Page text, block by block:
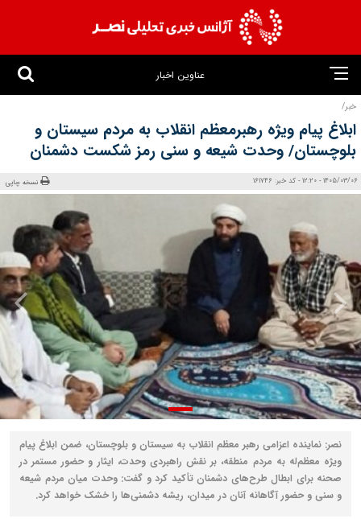
عناوین اخبار
خبر/
ابلاغ پیام ویژه رهبرمعظم انقلاب به مردم سیستان و
بلوچستان/ وحدت شیعه و سنی رمز شکست دشمنان
1405/03/06 - 12:20 - کد خبر: 161746 نسخه چاپی
نصر: نماینده اعزامی رهبر معظم انقلاب به سیستان و بلوچستان، ضمن ابلاغ پیام
ویژه معظم‌له به مردم منطقه، بر نقش راهبردی وحدت، ایثار و حضور مستمر در
صحنه برای ابطال طرح‌های دشمنان تأکید کرد و گفت: وحدت میان مردم شیعه
و سنی و حضور آگاهانه آنان در میدان، ریشه دشمنی‌ها را خشک خواهد کرد.